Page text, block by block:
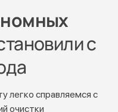
с
легко справляемся с
очистки